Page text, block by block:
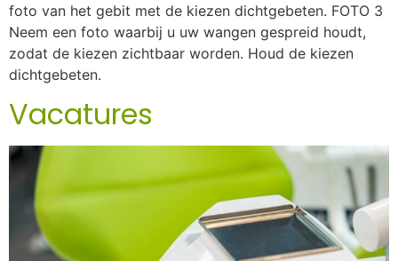
foto van het gebit met de kiezen dichtgebeten. FOTO 3
Neem een foto waarbij u uw wangen gespreid houdt,
zodat de kiezen zichtbaar worden. Houd de kiezen
dichtgebeten.
Vacatures